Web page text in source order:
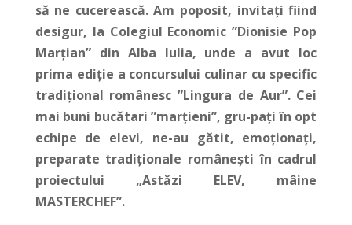
să ne cucerească. Am poposit, invitați fiind
desigur, la Colegiul Economic ”Dionisie Pop
Marțian” din Alba Iulia, unde a avut loc
prima ediție a concursului culinar cu specific
tradițional românesc ”Lingura de Aur”. Cei
mai buni bucătari ”marțieni”, gru-pați în opt
echipe de elevi, ne-au gătit, emoționați,
preparate tradiționale românești în cadrul
proiectului „Astăzi ELEV, mâine
MASTERCHEF”.